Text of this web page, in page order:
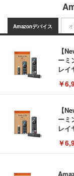
Amazonデバイス
【
ーミ
レイ
￥
【
ーミ
レイ
￥